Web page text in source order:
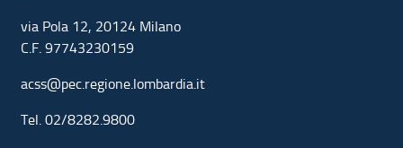
via Pola 12, 20124 Milano
C.F. 97743230159
acss@pec.regione.lombardia.it
Tel.02/8282.9800